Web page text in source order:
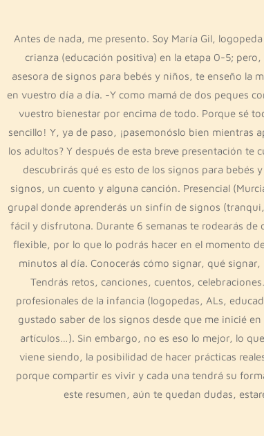
Antes de nada, me presento. Soy María Gil,
crianza (educación positiva) en la etapa 0-5;
asesora de signos para bebés y niños, te enseño la
en vuestro día a día. -Y como mamá de dos peques
vuestro bienestar por encima de todo. Porque sé
sencillo! Y, ya de paso, ¡pasemonóslo bien mientras
los adultos? Y después de esta breve presentación
descubrirás qué es esto de los signos para bebés
signos, un cuento y alguna canción. Presencial
grupal donde aprenderás un sinfín de signos
fácil y disfrutona. Durante 6 semanas te rodearás de
flexible, por lo que lo podrás hacer en el momento
minutos al día. Conocerás cómo signar, qué
Tendrás retos, canciones, cuentos,
profesionales de la infancia (logopedas, ALs,
gustado saber de los signos desde que me inicié
artículos…). Sin embargo, no es eso lo mejor, lo
viene siendo, la posibilidad de hacer prácticas
porque compartir es vivir y cada una tendrá su
este resumen, aún te quedan dudas,